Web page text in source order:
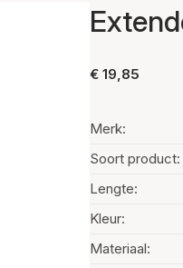
€ 19,85
Merk:
Soort product:
Lengte:
Kleur:
Materiaal: